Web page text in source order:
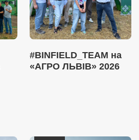
#BINFIELD_TEAM на
«АГРО ЛЬВІВ» 2026